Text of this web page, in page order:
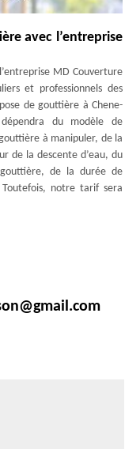
avec l’entreprise
MD Couverture
et professionnels des
de gouttière à Chene-
du modèle de
à manipuler, de la
de la descente d’eau, du
de la durée de
notre tarif sera